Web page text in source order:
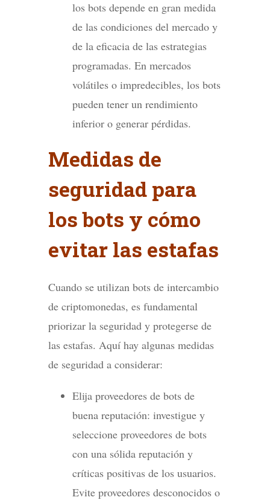
los bots depende en gran medida
de las condiciones del mercado y
de la eficacia de las estrategias
programadas. En mercados
volátiles o impredecibles, los bots
pueden tener un rendimiento
inferior o generar pérdidas.
Medidas de
seguridad para
los bots y cómo
evitar las estafas
Cuando se utilizan bots de intercambio
de criptomonedas, es fundamental
priorizar la seguridad y protegerse de
las estafas. Aquí hay algunas medidas
de seguridad a considerar:
Elija proveedores de bots de
buena reputación: investigue y
seleccione proveedores de bots
con una sólida reputación y
críticas positivas de los usuarios.
Evite proveedores desconocidos o